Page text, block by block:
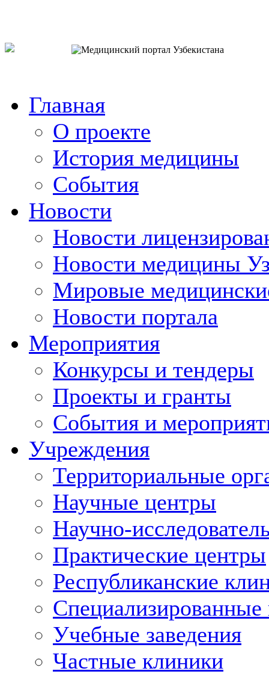
Главная
О проекте
История медицины
События
Новости
Новости
Новости медицины
Мировые
Новости портала
Мероприятия
Конкурсы и тендеры
Проекты и гранты
События и
Учреждения
Территориальные
Научные центры
Научно-
Практические центры
Республиканские
Учебные заведения
Частные клиники